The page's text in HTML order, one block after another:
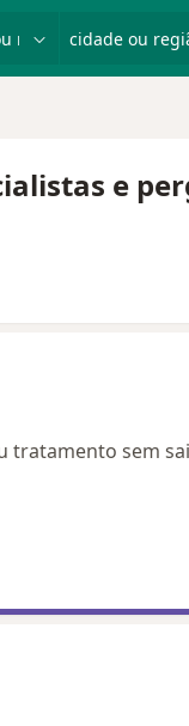
e
sem